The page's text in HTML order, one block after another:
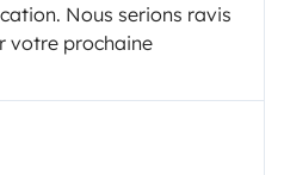
Nous serions ravis
votre prochaine